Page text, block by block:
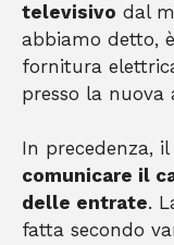
televisivo dal
abbiamo detto,
fornitura
presso la nuova
In precedenza,
comunicare il
delle entrate.
fatta secondo